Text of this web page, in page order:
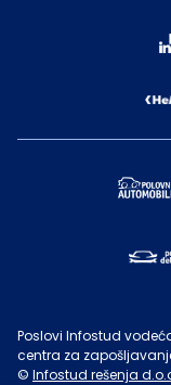
Poslovi Infostud
centra za
© Infostud rešenja